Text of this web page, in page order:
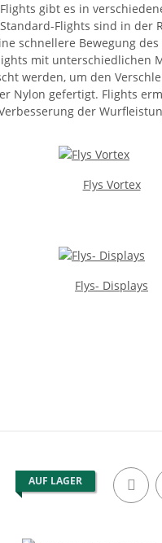
gibt es in
Flights sind in der
schnellere Bewegung
mit unterschiedlichen
werden, um den
Nylon gefertigt. Flights
der
Flys Vortex
Flys- Displays
AUF LAGER